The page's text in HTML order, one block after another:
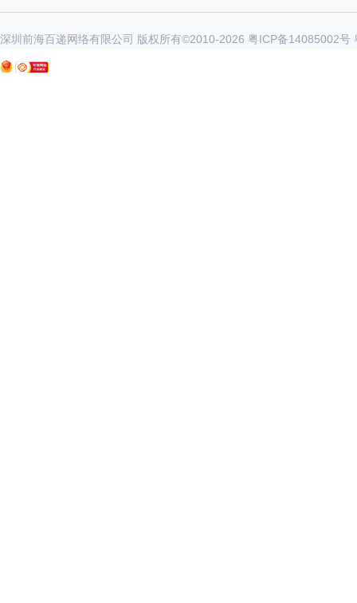
深圳前海百递网络有限公司 版权所有©2010-2026 粤ICP备14085002号